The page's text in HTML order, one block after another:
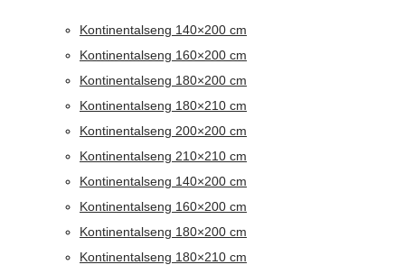
Kontinentalseng 140×200 cm
Kontinentalseng 160×200 cm
Kontinentalseng 180×200 cm
Kontinentalseng 180×210 cm
Kontinentalseng 200×200 cm
Kontinentalseng 210×210 cm
Kontinentalseng 140×200 cm
Kontinentalseng 160×200 cm
Kontinentalseng 180×200 cm
Kontinentalseng 180×210 cm